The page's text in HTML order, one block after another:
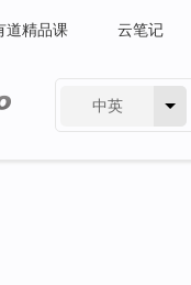
道精品课 云笔记
中英